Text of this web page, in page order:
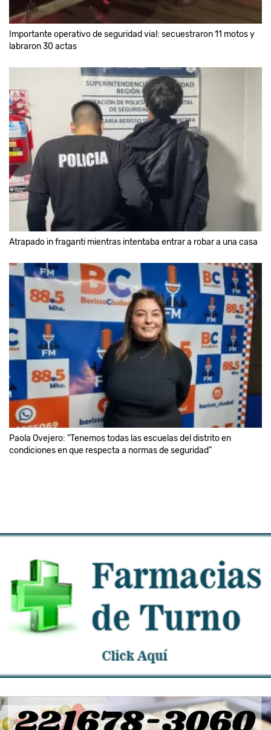
Importante operativo de seguridad vial: secuestraron 11 motos y
labraron 30 actas
Atrapado in fraganti mientras intentaba entrar a robar a una casa
Paola Ovejero: “Tenemos todas las escuelas del distrito en
condiciones en que respecta a normas de seguridad”